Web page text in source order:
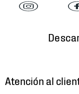
Atención al